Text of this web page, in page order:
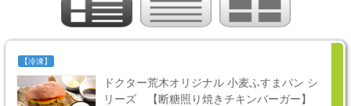
【冷凍】
ドクター荒木オリジナル 小麦ふすまパン シ
リーズ 【断糖照り焼きチキンバーガー】